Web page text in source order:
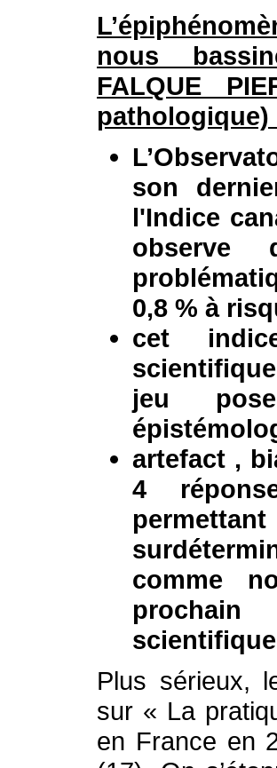
nous
FALQUE
pathologique)
son
l'Indice
0,8 % à
cet
jeu
artefact ,
4
comme
Plus sérieux,
sur « La
en France en